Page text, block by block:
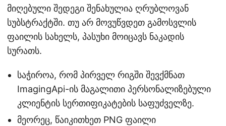
მიღებული შედეგი შენახულია ღრუბლოვან
სუბსტრაქტში. თუ არ მოვუწვდეთ გამოსვლის
ფაილის სახელს, პასუხი მოიცავს ნაკადის
სურათს.
საჭიროა, რომ პირველ რიგში შევქმნათ
ImagingApi-ის მაგალითი პერსონალიზებული
კლიენტის სერთიფიკატების საფუძველზე.
მეორეც, წაიკითხეთ PNG ფაილი